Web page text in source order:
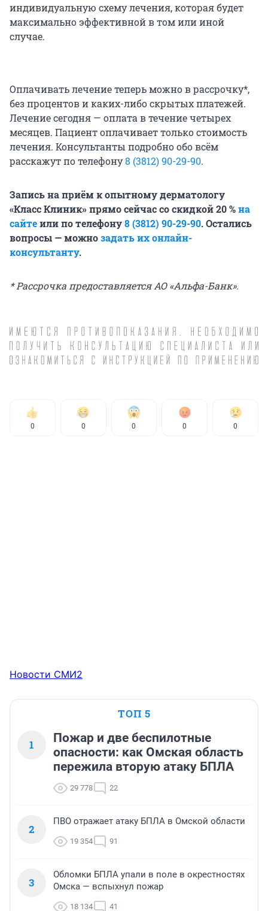
индивидуальную схему лечения, которая будет
максимально эффективной в том или иной
случае.
Оплачивать лечение теперь можно в рассрочку*,
без процентов и каких-либо скрытых платежей.
Лечение сегодня — оплата в течение четырех
месяцев. Пациент оплачивает только стоимость
лечения. Консультанты подробно обо всём
расскажут по телефону8 (3812) 90-29-90.
Запись на приём к опытному дерматологу
«Класс Клиник» прямо сейчас со скидкой 20 %на
сайтеили по телефону8 (3812) 90-29-90. Остались
вопросы — можнозадать их онлайн-
консультанту.
* Рассрочка предоставляется АО «Альфа-Банк».
0 0 0 0 0
Новости СМИ2
ТОП 5
1
Пожар и две беспилотные
опасности: как Омская область
пережила вторую атаку БПЛА
29 778 22
2
ПВО отражает атаку БПЛА в Омской области
19 354 91
3
Обломки БПЛА упали в поле в окрестностях
Омска — вспыхнул пожар
18 134 41